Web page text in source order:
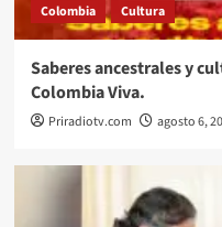
Colombia Cultura
Saberes ancestrales y
Colombia Viva.
Priradiotv.com agosto 6,